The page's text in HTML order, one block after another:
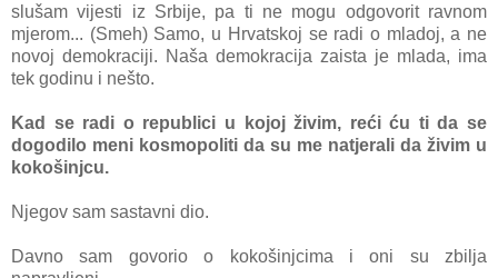
slušam vijesti iz Srbije, pa ti ne mogu odgovorit ravnom
mjerom... (Smeh) Samo, u Hrvatskoj se radi o mladoj, a ne
novoj demokraciji. Naša demokracija zaista je mlada, ima
tek godinu i nešto.
Kad se radi o republici u kojoj živim, reći ću ti da se
dogodilo meni kosmopoliti da su me natjerali da živim u
kokošinjcu.
Njegov sam sastavni dio.
Davno sam govorio o kokošinjcima i oni su zbilja